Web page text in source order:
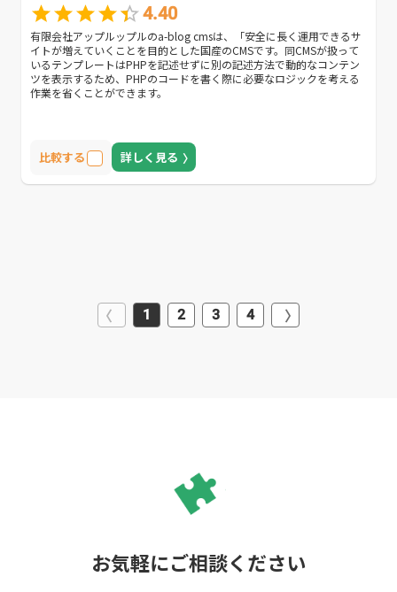
4.40
有限会社アップルップルのa-blog cmsは、「安全に長く運用できるサ
イトが増えていくことを目的とした国産のCMSです。同CMSが扱って
いるテンプレートはPHPを記述せずに別の記述方法で動的なコンテン
ツを表示するため、PHPのコードを書く際に必要なロジックを考える
作業を省くことができます。
比較する 詳しく見る
1 2 3 4
お気軽にご相談ください